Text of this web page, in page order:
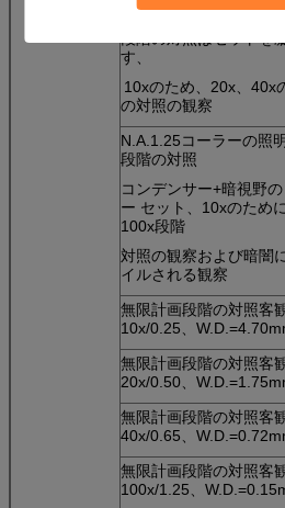
す、
10xのため、20x、40x
の対照の観察
N.A.1.25コーラーの照
段階の対照
コンデンサー+暗視野
ー セット、10xのため
100x段階
対照の観察および暗闇
イルされる観察
無限計画段階の対照客
10x/0.25、
無限計画段階の対照客
20x/0.50、
無限計画段階の対照客
40x/0.65、
無限計画段階の対照客
100x/1.25、